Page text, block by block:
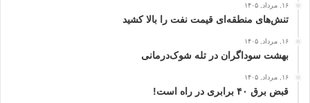
۱۶, مرداد, ۱۴۰۵
تنش‌های منطقه‌ای قیمت نفت را بالا کشید
۱۶, مرداد, ۱۴۰۵
بهشت سوداگران در تله شوک‌درمانی
۱۶, مرداد, ۱۴۰۵
قبض برق ۴۰ برابری در راه است!